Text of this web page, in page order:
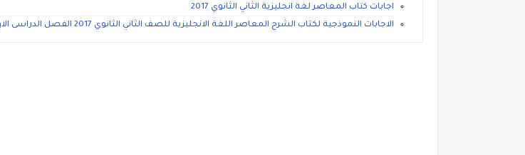
اجابات كتاب المعاصر لغة انجليزية الثاني الثانوي 2017
الاجابات النموذجية لكتاب الشرح المعاصر اللغة الانجليزية للصف الثاني الثانوي 2017 الفصل الدراسى الاول .